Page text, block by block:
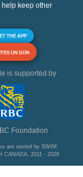
help keep other
THE APP
UN DON
is supported by
Foundation
are owned by SWIM
CANADA, 2011 - 2026